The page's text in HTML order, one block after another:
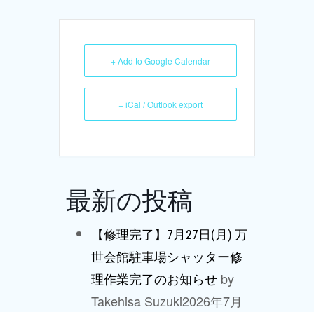
+ Add to Google Calendar
+ iCal / Outlook export
最新の投稿
【修理完了】7月27日(月) 万
世会館駐車場シャッター修
理作業完了のお知らせ by
Takehisa Suzuki2026年7月